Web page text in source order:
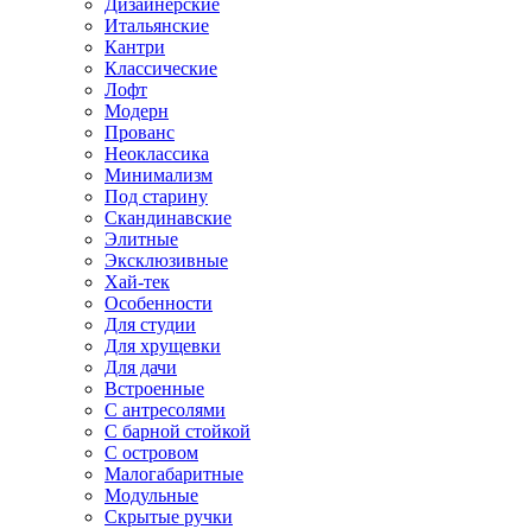
Дизайнерские
Итальянские
Кантри
Классические
Лофт
Модерн
Прованс
Неоклассика
Минимализм
Под старину
Скандинавские
Элитные
Эксклюзивные
Хай-тек
Особенности
Для студии
Для хрущевки
Для дачи
Встроенные
С антресолями
С барной стойкой
С островом
Малогабаритные
Модульные
Скрытые ручки